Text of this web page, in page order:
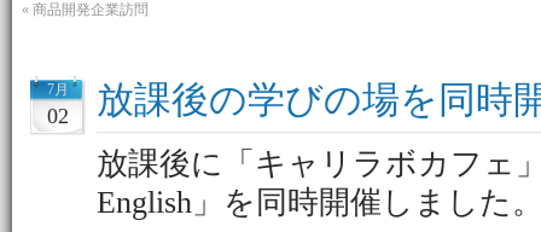
« 商品開発企業訪問
7月
02 放課後の学びの場を同時
放課後に「キャリラボカフェ
English」を同時開催しました